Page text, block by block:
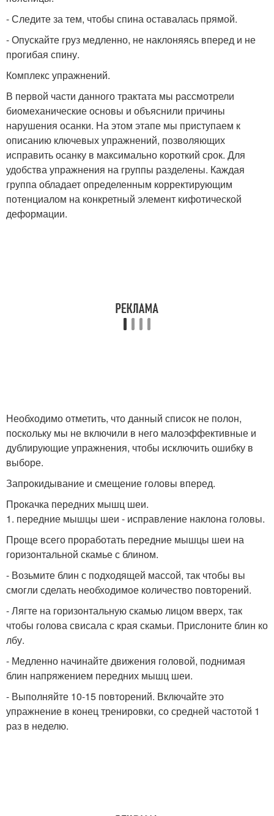
- Следите за тем, чтобы спина оставалась прямой.
- Опускайте груз медленно, не наклоняясь вперед и не
прогибая спину.
Комплекс упражнений.
В первой части данного трактата мы рассмотрели
биомеханические основы и объяснили причины
нарушения осанки. На этом этапе мы приступаем к
описанию ключевых упражнений, позволяющих
исправить осанку в максимально короткий срок. Для
удобства упражнения на группы разделены. Каждая
группа обладает определенным корректирующим
потенциалом на конкретный элемент кифотической
деформации.
Необходимо отметить, что данный список не полон,
поскольку мы не включили в него малоэффективные и
дублирующие упражнения, чтобы исключить ошибку в
выборе.
Запрокидывание и смещение головы вперед.
Прокачка передних мышц шеи.
1. передние мышцы шеи - исправление наклона головы.
Проще всего проработать передние мышцы шеи на
горизонтальной скамье с блином.
- Возьмите блин с подходящей массой, так чтобы вы
смогли сделать необходимое количество повторений.
- Лягте на горизонтальную скамью лицом вверх, так
чтобы голова свисала с края скамьи. Прислоните блин ко
лбу.
- Медленно начинайте движения головой, поднимая
блин напряжением передних мышц шеи.
- Выполняйте 10-15 повторений. Включайте это
упражнение в конец тренировки, со средней частотой 1
раз в неделю.